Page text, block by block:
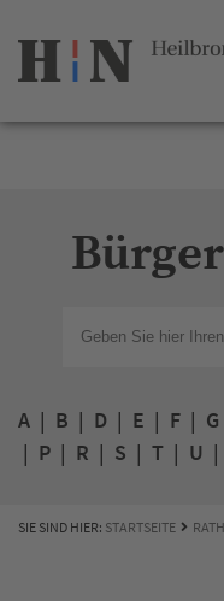
A | B | D | E | F | G
| P | R | S | T | U |
SIE SIND HIER: STARTSEITE